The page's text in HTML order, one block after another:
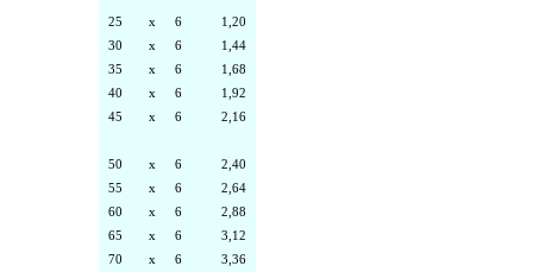
25 x 6
1,20
30
x 6
1,44
35
x 6
1,68
40
x 6
1,92
45
x 6 2,16
50 x 6
2,40
55
x 6
2,64
60
x 6
2,88
65
x 6
3,12
70
x 6 3,36